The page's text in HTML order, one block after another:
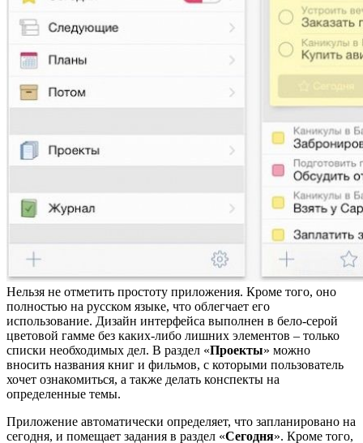
Нельзя не отметить простоту приложения. Кроме того, оно
полностью на русском языке, что облегчает его
использование. Дизайн интерфейса выполнен в бело-серой
цветовой гамме без каких-либо лишних элементов – только
списки необходимых дел. В раздел «Проекты» можно
вносить названия книг и фильмов, с которыми пользователь
хочет ознакомиться, а также делать конспекты на
определенные темы.
Приложение автоматически определяет, что запланировано на
сегодня, и помещает задания в раздел «Сегодня». Кроме того,